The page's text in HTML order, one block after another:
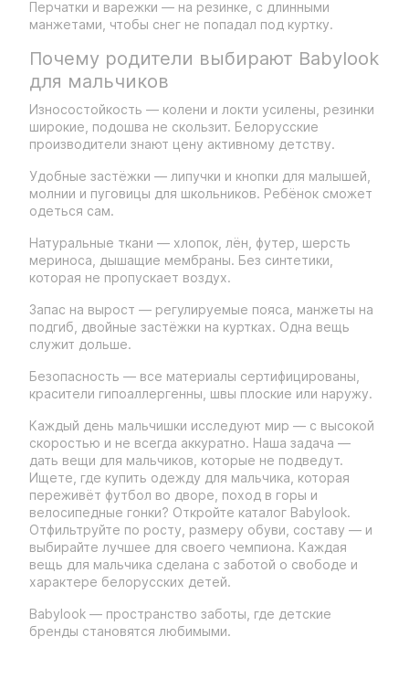
Перчатки и варежки — на резинке, с длинными
манжетами, чтобы снег не попадал под куртку.
Почему родители выбирают Babylook
для мальчиков
Износостойкость — колени и локти усилены, резинки
широкие, подошва не скользит. Белорусские
производители знают цену активному детству.
Удобные застёжки — липучки и кнопки для малышей,
молнии и пуговицы для школьников. Ребёнок сможет
одеться сам.
Натуральные ткани — хлопок, лён, футер, шерсть
мериноса, дышащие мембраны. Без синтетики,
которая не пропускает воздух.
Запас на вырост — регулируемые пояса, манжеты на
подгиб, двойные застёжки на куртках. Одна вещь
служит дольше.
Безопасность — все материалы сертифицированы,
красители гипоаллергенны, швы плоские или наружу.
Каждый день мальчишки исследуют мир — с высокой
скоростью и не всегда аккуратно. Наша задача —
дать вещи для мальчиков, которые не подведут.
Ищете, где купить одежду для мальчика, которая
переживёт футбол во дворе, поход в горы и
велосипедные гонки? Откройте каталог Babylook.
Отфильтруйте по росту, размеру обуви, составу — и
выбирайте лучшее для своего чемпиона. Каждая
вещь для мальчика сделана с заботой о свободе и
характере белорусских детей.
Babylook — пространство заботы, где детские
бренды становятся любимыми.